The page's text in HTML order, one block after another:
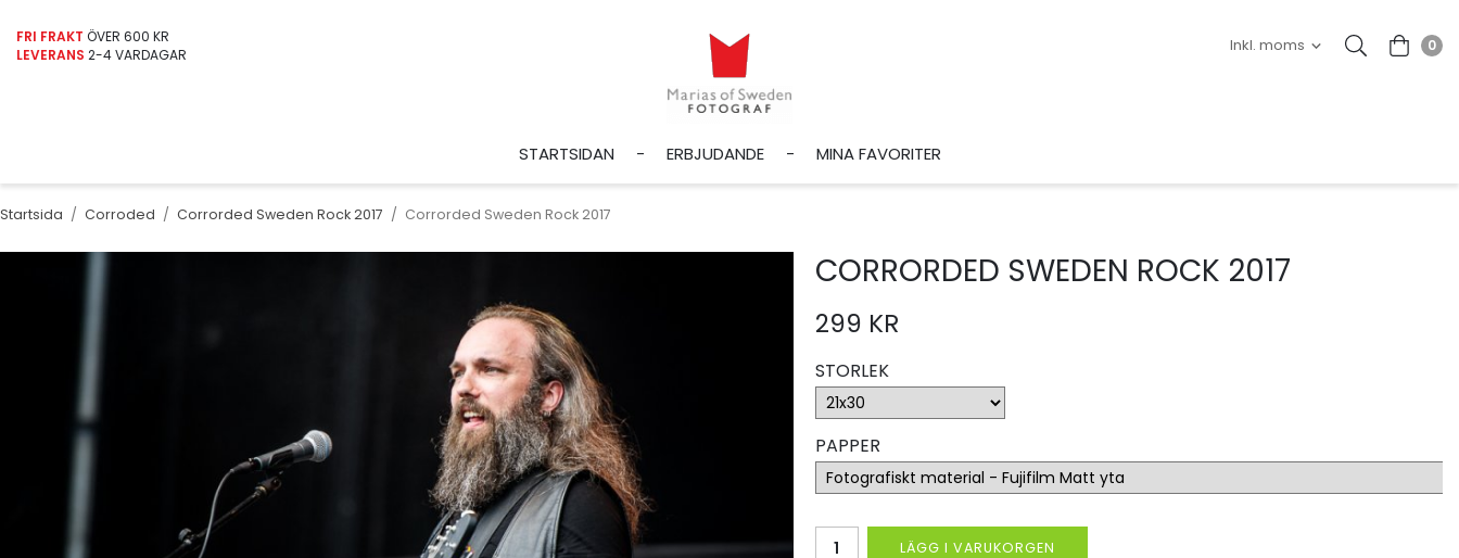
FRI FRAKT ÖVER 600 KR
LEVERANS 2-4 VARDAGAR
0
STARTSIDAN ERBJUDANDE MINA FAVORITER
Startsida / Corroded / Corrorded Sweden Rock 2017 / Corrorded Sweden Rock 2017
CORRORDED SWEDEN ROCK 2017
299 KR
STORLEK
PAPPER
LÄGG I VARUKORGEN